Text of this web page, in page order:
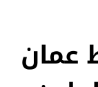
عمان